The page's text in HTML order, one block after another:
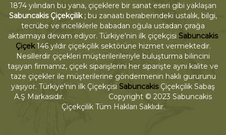
1874 yılından bu yana, çiçeklere bir sanat eseri gibi yaklaşan
Sabuncakis Çiçekçilik ; bu zanaatı beraberindeki ustalık, bilgi,
tecrübe ve inceliklerle babadan oğula ustadan çırağa
aktarmaya devam ediyor. Türkiye'nin ilk çiçekçisi Sabuncakis
Çiçek146 yıldır çiçekçilik sektörüne hizmet vermektedir.
Nesillerdir çiçekleri müşterilerileriyle buluşturma bilincini
taşıyan firmamız, çiçek siparişlerini her siparişte aynı kalite ve
taze çiçekler ile müşterilerine göndermenin haklı gururunu
yaşıyor. Türkiye'nin ilk Çiçekçisi SabuncakisÇiçekçilik Sabaş
A.Ş Markasıdır. Copyright © 2023 Sabuncakis
Çiçekçilik Tüm Hakları Saklıdır.